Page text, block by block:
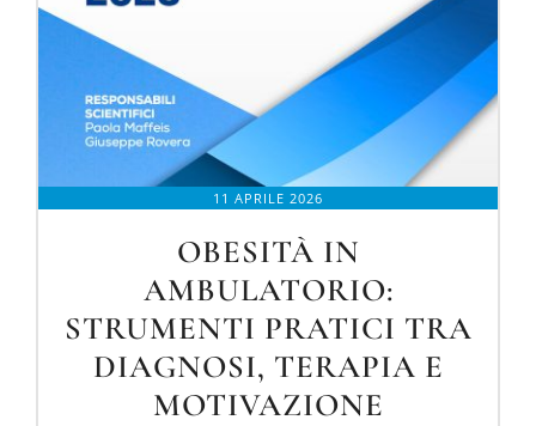
11 APRILE 2026
OBESITÀ IN
AMBULATORIO:
STRUMENTI PRATICI TRA
DIAGNOSI, TERAPIA E
MOTIVAZIONE